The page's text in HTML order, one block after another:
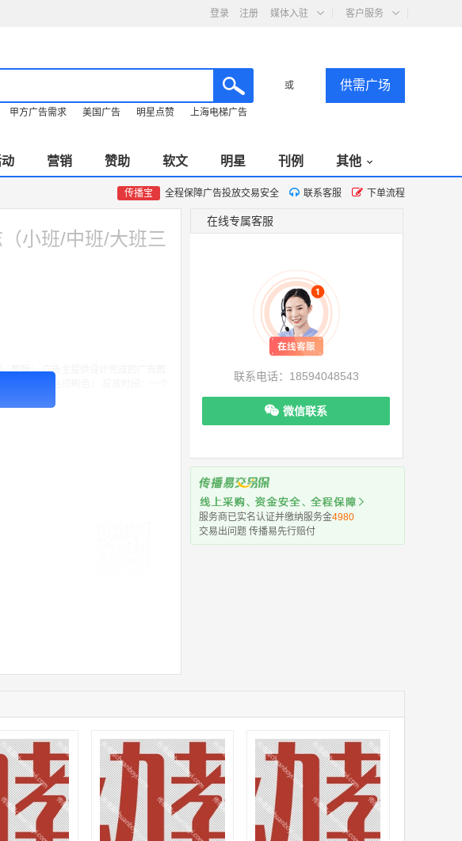
登录 注册 媒体入驻 客户服务
或 供需广场
甲方广告需求 美国广告 明星点赞 上海电梯广告
营销 赞助 软文 明星 刊例 其他
传播宝 全程保障广告投放交易安全 联系客服 下单流程
（小班/中班/大班三
整版； 广告主提供设计完成的广告图
CMYK四色印刷色； 投放时间：一个
在线专属客服
联系电话：18594048543
微信联系
服务商已实名认证并缴纳服务金4980
交易出问题 传播易先行赔付